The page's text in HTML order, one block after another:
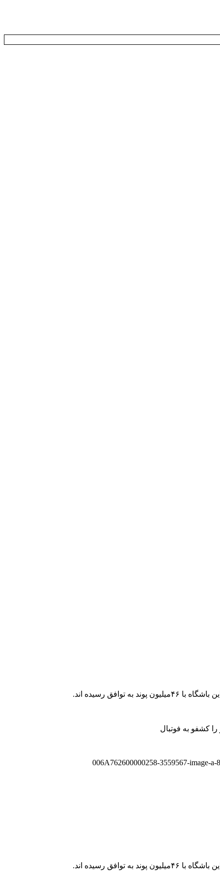
را کشفو به فوتبال